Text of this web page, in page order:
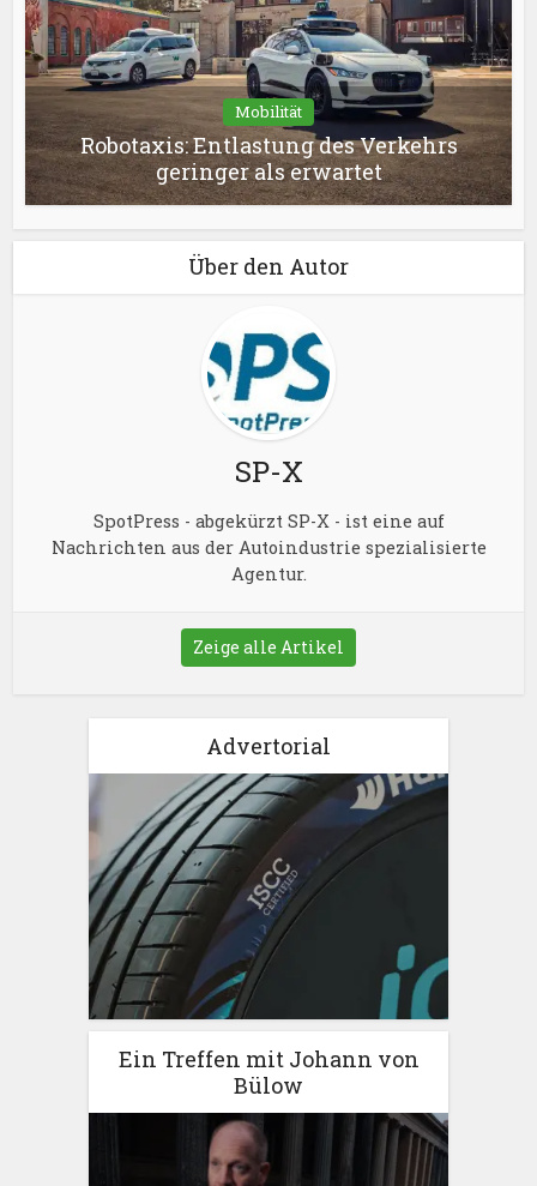
Mobilität
Robotaxis: Entlastung des Verkehrs
geringer als erwartet
Über den Autor
SP-X
SpotPress - abgekürzt SP-X - ist eine auf
Nachrichten aus der Autoindustrie spezialisierte
Agentur.
Zeige alle Artikel
Advertorial
Ein Treffen mit Johann von
Bülow